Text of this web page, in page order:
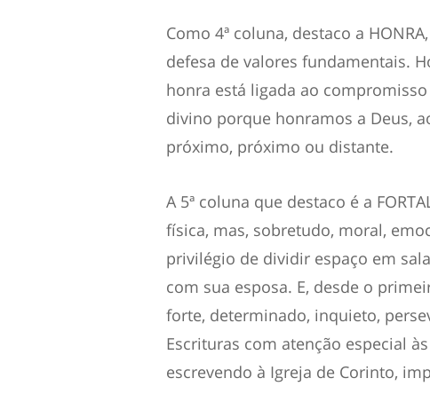
Como 4ª coluna, destaco a
defesa de valores fundamentais.
honra está ligada ao
divino porque honramos a Deus,
próximo, próximo ou distante.
A 5ª coluna que destaco é a
física, mas, sobretudo, moral,
privilégio de dividir espaço em
com sua esposa. E, desde o
forte, determinado, inquieto,
Escrituras com atenção especial
escrevendo à Igreja de Corinto,